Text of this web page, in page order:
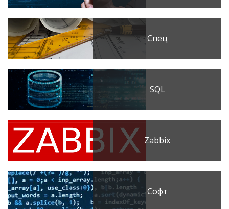
Спец
SQL
Zabbix
Софт